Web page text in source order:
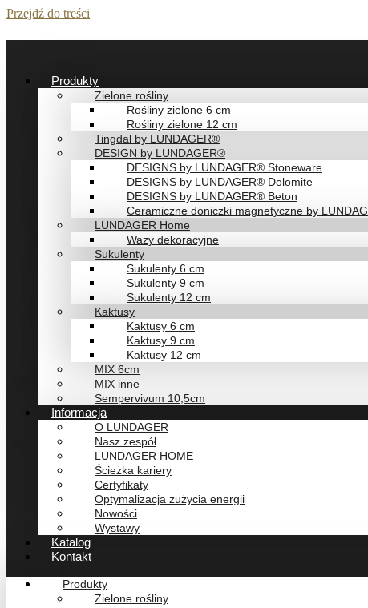
Przejdź do treści
Produkty
Zielone rośliny
Rośliny zielone 6 cm
Rośliny zielone 12 cm
Tingdal by LUNDAGER®
DESIGN by LUNDAGER®
DESIGNS by LUNDAGER® Stoneware
DESIGNS by LUNDAGER® Dolomite
DESIGNS by LUNDAGER® Beton
Ceramiczne doniczki magnetyczne by
LUNDAGER Home
Wazy dekoracyjne
Sukulenty
Sukulenty 6 cm
Sukulenty 9 cm
Sukulenty 12 cm
Kaktusy
Kaktusy 6 cm
Kaktusy 9 cm
Kaktusy 12 cm
MIX 6cm
MIX inne
Sempervivum 10,5cm
Informacja
O LUNDAGER
Nasz zespół
LUNDAGER HOME
Ścieżka kariery
Certyfikaty
Optymalizacja zużycia energii
Nowości
Wystawy
Katalog
Kontakt
Produkty
Zielone rośliny